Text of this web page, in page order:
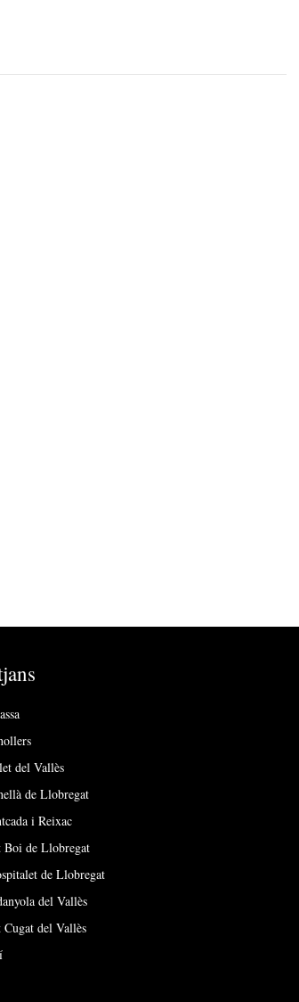
del Vallès
de Llobregat
i Reixac
Boi de Llobregat
de Llobregat
del Vallès
del Vallès